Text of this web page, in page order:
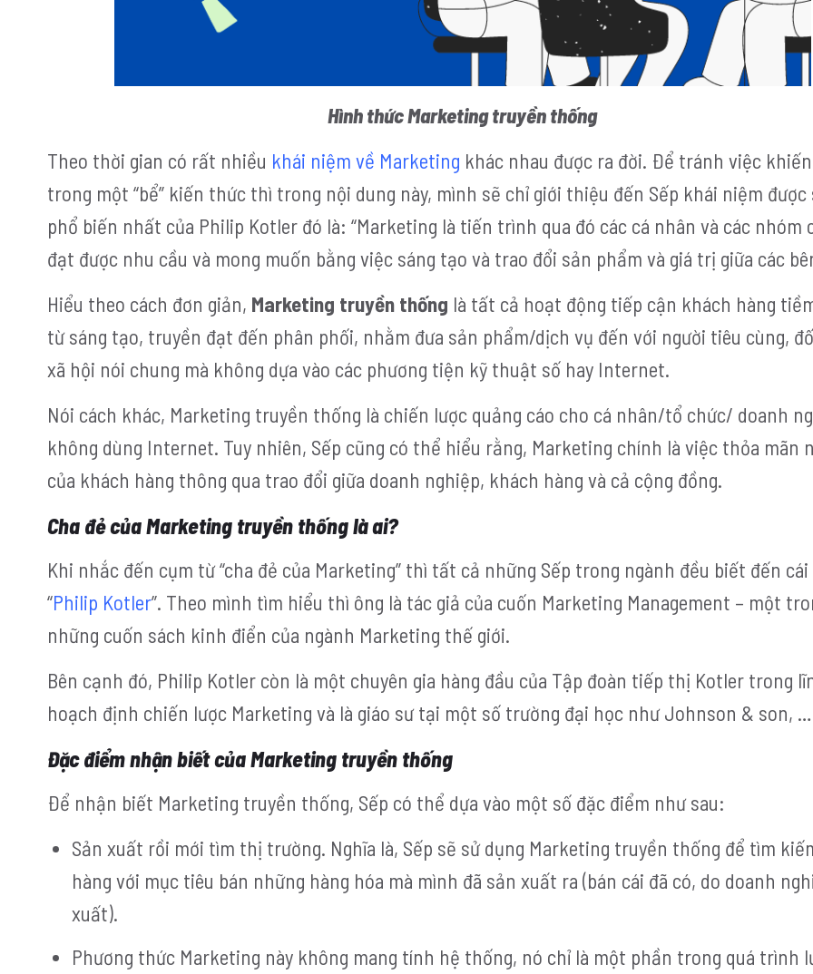
Hình thức Marketing truyền thống
Theo thời gian có rất nhiều khái niệm về Marketing khác nhau được ra đời. Để tránh việc
trong một “bể” kiến thức thì trong nội dung này, mình sẽ chỉ giới thiệu đến Sếp khái niệm được
phổ biến nhất của Philip Kotler đó là: “Marketing là tiến trình qua đó các cá nhân và các nhóm
đạt được nhu cầu và mong muốn bằng việc sáng tạo và trao đổi sản phẩm và giá trị giữa các
Hiểu theo cách đơn giản, Marketing truyền thống là tất cả hoạt động tiếp cận khách hàng
từ sáng tạo, truyền đạt đến phân phối, nhằm đưa sản phẩm/dịch vụ đến với người tiêu cùng,
xã hội nói chung mà không dựa vào các phương tiện kỹ thuật số hay Internet.
Nói cách khác, Marketing truyền thống là chiến lược quảng cáo cho cá nhân/tổ chức/ doanh
không dùng Internet. Tuy nhiên, Sếp cũng có thể hiểu rằng, Marketing chính là việc thỏa mãn
của khách hàng thông qua trao đổi giữa doanh nghiệp, khách hàng và cả cộng đồng.
Cha đẻ của Marketing truyền thống là ai?
Khi nhắc đến cụm từ “cha đẻ của Marketing” thì tất cả những Sếp trong ngành đều biết đến
“Philip Kotler”. Theo mình tìm hiểu thì ông là tác giả của cuốn Marketing Management – một
những cuốn sách kinh điển của ngành Marketing thế giới.
Bên cạnh đó, Philip Kotler còn là một chuyên gia hàng đầu của Tập đoàn tiếp thị Kotler trong
hoạch định chiến lược Marketing và là giáo sư tại một số trường đại học như Johnson & son, …
Đặc điểm nhận biết của Marketing truyền thống
Để nhận biết Marketing truyền thống, Sếp có thể dựa vào một số đặc điểm như sau:
Sản xuất rồi mới tìm thị trường. Nghĩa là, Sếp sẽ sử dụng Marketing truyền thống để tìm
hàng với mục tiêu bán những hàng hóa mà mình đã sản xuất ra (bán cái đã có, do doanh
xuất).
Phương thức Marketing này không mang tính hệ thống, nó chỉ là một phần trong quá trình